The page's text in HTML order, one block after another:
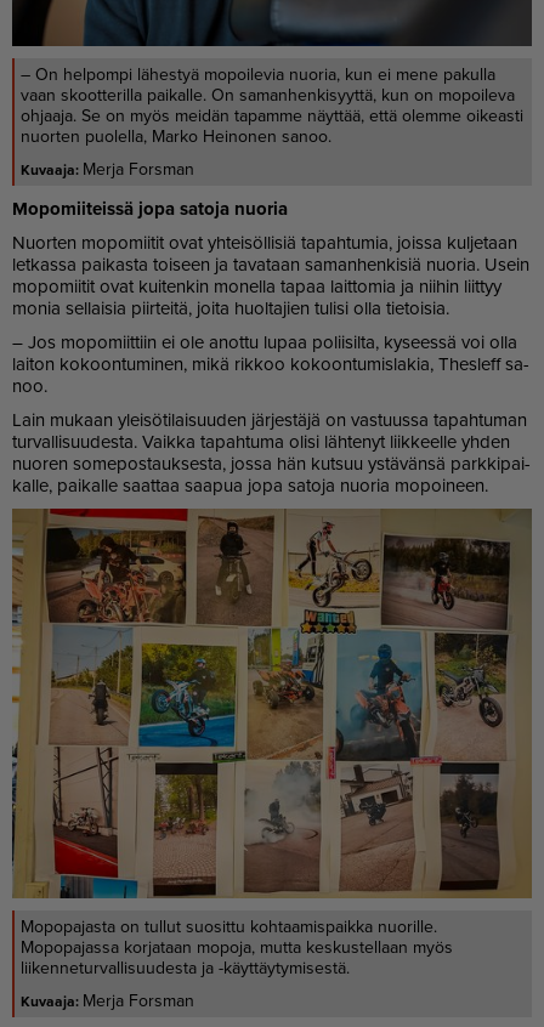
– On helpompi lähestyä mopoilevia nuoria, kun ei mene pakulla
vaan skootterilla paikalle. On samanhenkisyyttä, kun on mopoileva
ohjaaja. Se on myös meidän tapamme näyttää, että olemme oikeasti
nuorten puolella, Marko Heinonen sanoo.
Merja Forsman
Mo­po­mii­teis­sä jopa sa­to­ja nuo­ria
Nuor­ten mo­po­mii­tit ovat yh­tei­söl­li­siä ta­pah­tu­mia, jois­sa kul­je­taan
let­kas­sa pai­kas­ta toi­seen ja ta­va­taan sa­man­hen­ki­siä nuo­ria. Usein
mo­po­mii­tit ovat kui­ten­kin mo­nel­la ta­paa lait­to­mia ja nii­hin liit­tyy
mo­nia sel­lai­sia piir­tei­tä, joi­ta huol­ta­jien tu­li­si ol­la tie­toi­sia.
– Jos mo­po­miit­tiin ei ole anot­tu lu­paa po­lii­sil­ta, ky­sees­sä voi ol­la
lai­ton ko­koon­tu­mi­nen, mikä rik­koo ko­koon­tu­mis­la­kia, Thes­leff sa­
noo.
Lain mu­kaan ylei­sö­ti­lai­suu­den jär­jes­tä­jä on vas­tuus­sa ta­pah­tu­man
tur­val­li­suu­des­ta. Vaik­ka ta­pah­tu­ma oli­si läh­te­nyt liik­keel­le yh­den
nuo­ren so­me­pos­tauk­ses­ta, jos­sa hän kut­suu ys­tä­vän­sä park­ki­pai­
kal­le, pai­kal­le saat­taa saa­pua jopa sa­to­ja nuo­ria mo­poi­neen.
Mopopajasta on tullut suosittu kohtaamispaikka nuorille.
Mopopajassa korjataan mopoja, mutta keskustellaan myös
liikenneturvallisuudesta ja -käyttäytymisestä.
Merja Forsman